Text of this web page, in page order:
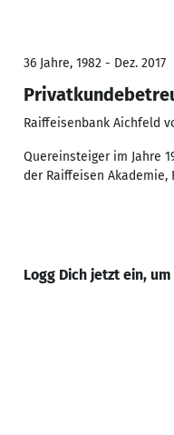
36 Jahre, 1982 - Dez. 2017
Raiffeisenbank Aichfeld
Quereinsteiger im Jahre
der Raiffeisen
Logg Dich jetzt ein,